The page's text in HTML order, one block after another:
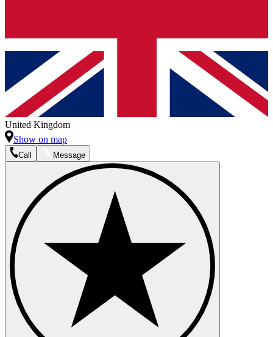
United Kingdom
Show on map
Call Message